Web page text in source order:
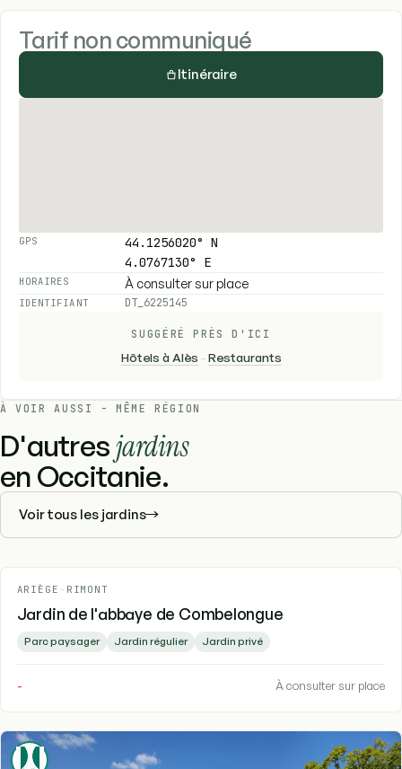
Tarif non communiqué
Itinéraire
GPS
44.1256020° N
4.0767130° E
HORAIRES À consulter sur place
IDENTIFIANT DT_6225145
SUGGÉRÉ PRÈS D'ICI
Hôtels à Alès -Restaurants
À VOIR AUSSI - MÊME RÉGION
D'autresjardins
en Occitanie.
Voir tous les jardins
ARIÈGE - RIMONT
Jardin de l'abbaye de Combelongue
Parc paysager Jardin régulier Jardin privé
- À consulter sur place